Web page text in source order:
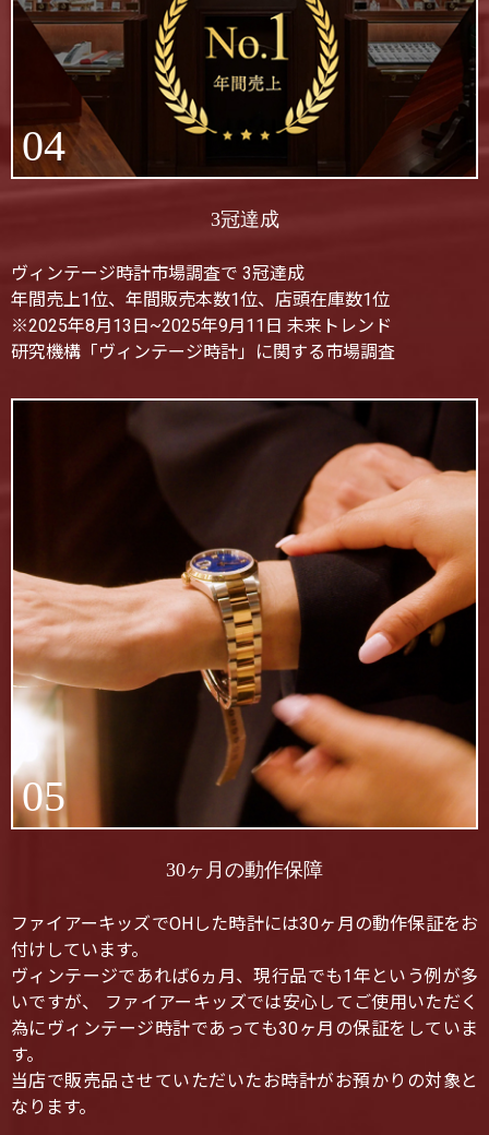
04
3冠達成
ヴィンテージ時計市場調査で 3冠達成
年間売上1位、年間販売本数1位、店頭在庫数1位
※2025年8月13日~2025年9月11日 未来トレンド
研究機構「ヴィンテージ時計」に関する市場調査
05
30ヶ月の動作保障
ファイアーキッズでOHした時計には30ヶ月の動作保証をお
付けしています。
ヴィンテージであれば6ヵ月、現行品でも1年という例が多
いですが、 ファイアーキッズでは安心してご使用いただく
為にヴィンテージ時計であっても30ヶ月の保証をしていま
す。
当店で販売品させていただいたお時計がお預かりの対象と
なります。